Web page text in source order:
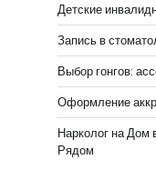
Детские
Запись в
Выбор гонгов:
Оформление
Нарколог на Дом
Рядом